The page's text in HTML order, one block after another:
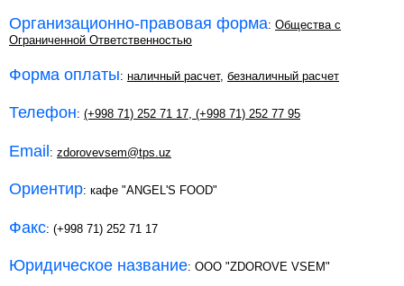
Организационно-правовая форма: Общества с
Ограниченной Ответственностью
Форма оплаты: наличный расчет, безналичный расчет
Телефон: (+998 71) 252 71 17, (+998 71) 252 77 95
Email: zdorovevsem@tps.uz
Ориентир: кафе "ANGEL'S FOOD"
Факс: (+998 71) 252 71 17
Юридическое название: OOO "ZDOROVE VSEM"